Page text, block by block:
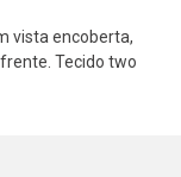
vista encoberta,
Tecido two